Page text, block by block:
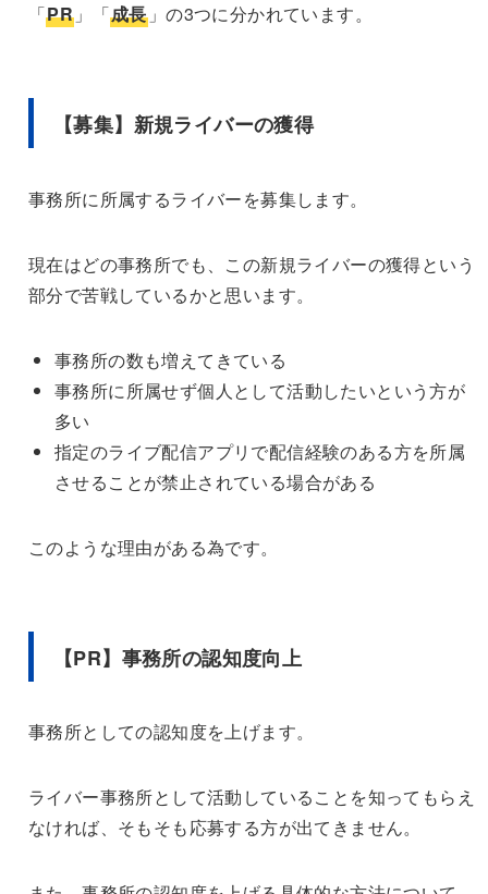
「PR 」「成長」の3つに分かれています。
【募集】新規ライバーの獲得
事務所に所属するライバーを募集します。
現在はどの事務所でも、この新規ライバーの獲得という
部分で苦戦しているかと思います。
事務所の数も増えてきている
事務所に所属せず個人として活動したいという方が
多い
指定のライブ配信アプリで配信経験のある方を所属
させることが禁止されている場合がある
このような理由がある為です。
【PR】事務所の認知度向上
事務所としての認知度を上げます。
ライバー事務所として活動していることを知ってもらえ
なければ、そもそも応募する方が出てきません。